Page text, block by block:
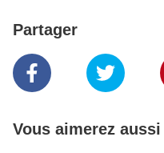
Partager
Vous aimerez aussi